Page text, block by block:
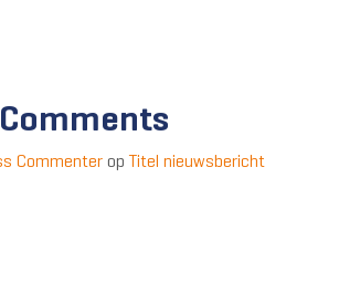
Commenter opTitel nieuwsbericht